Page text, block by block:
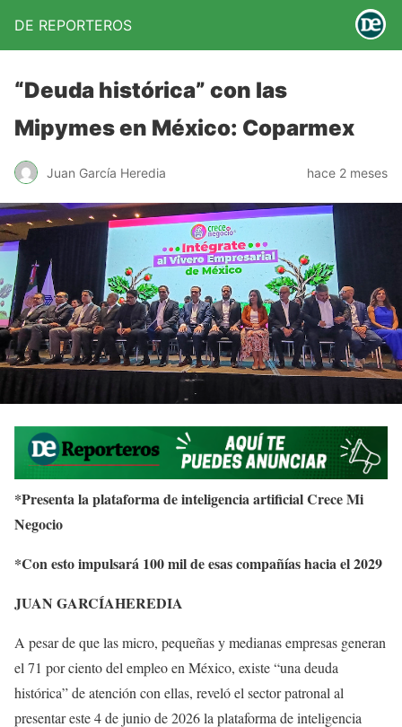
DE REPORTEROS
“Deuda histórica” con las
Mipymes en México: Coparmex
Juan García Heredia hace 2 meses
*Presenta la plataforma de inteligencia artificial Crece Mi
Negocio
*Con esto impulsará 100 mil de esas compañías hacia el 2029
JUAN GARCÍAHEREDIA
A pesar de que las micro, pequeñas y medianas empresas generan
el 71 por ciento del empleo en México, existe “una deuda
histórica” de atención con ellas, reveló el sector patronal al
presentar este 4 de junio de 2026 la plataforma de inteligencia